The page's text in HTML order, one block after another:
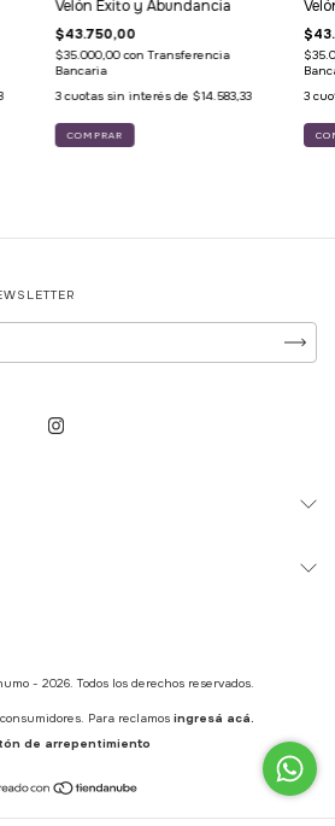
Velón Éxito y Abundancia
$43.750,00
$35.000,00con Transferencia
Bancaria
3 cuotas sin interés de $14.583,33
3
- 2026. Todos los derechos reservados.
Para reclamos ingresá acá.
de arrepentimiento